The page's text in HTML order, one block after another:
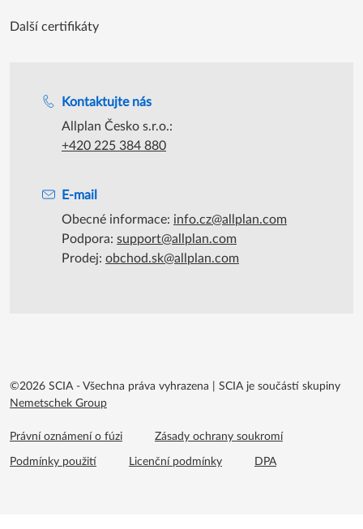
Kontaktujte nás
Allplan Česko s.r.o.:
+420 225 384 880
E-mail
Obecné informace: info.cz@allplan.com
Podpora: support@allplan.com
Prodej: obchod.sk@allplan.com
Další certifikáty
©2026 SCIA - Všechna práva vyhrazena
SCIA je součástí skupiny
Nemetschek Group
Footer menu extra
Právní oznámení o fúzi Zásady ochrany soukromí
Podmínky použití Licenční podmínky DPA